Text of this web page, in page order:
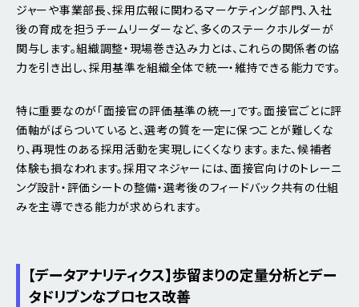
ジャーや事業部長、採用広報に関わるマーケティング部門、入社
後の育成を担うチームリーダーなど、多くのステークホルダーが
関与します。組織調整・現場巻き込み力とは、これらの関係者の協
力を引き出し、採用基準を組織全体で統一・維持できる能力です。
特に重要なのが「面接官の評価基準の統一」です。面接官ごとに評
価軸がばらついていると、選考の質を一定に保つことが難しくな
り、再現性のある採用活動を実現しにくくなります。また、候補者
体験も損なわれます。採用マネジャーには、面接官向けのトレーニ
ング設計・評価シートの整備・選考後のフィードバック共有の仕組
みを主導できる能力が求められます。
【データアナリティクス】歩留まりの定量分析とデー
タドリブンなプロセス改善